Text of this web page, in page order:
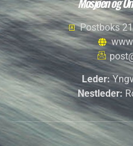
Postboks
Leder:
Nestleder: